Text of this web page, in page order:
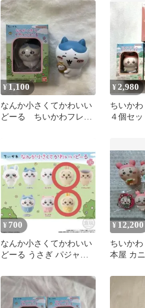
¥ 1,100
なんか小さくてかわいい
どーる ちいかわフレン
¥2,980
ちいか
４個セ
¥ 700
なんか小さくてかわいい
どーる うさぎ パジャマ
¥ 12,200
ちいか
本屋 カ